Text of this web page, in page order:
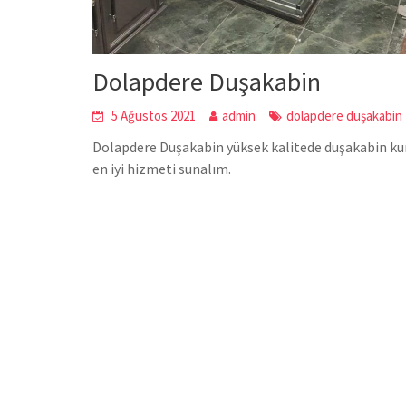
Dolapdere Duşakabin
5 Ağustos 2021 admin dolapdere duşakabin
Dolapdere Duşakabin yüksek kalitede duşakabin
en iyi hizmeti sunalım.